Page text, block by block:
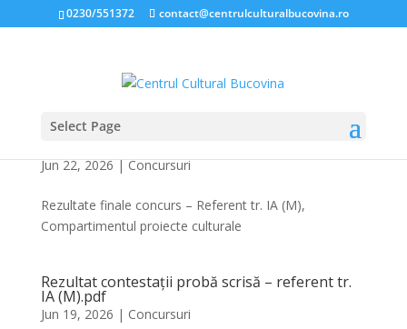
0230/551372 contact@centrulculturalbucovina.ro
Select Page
Rezultate finale concurs – Referent tr. IA (M),
Jun 22, 2026|Concursuri
Rezultate finale concurs – Referent tr. IA (M),
Compartimentul proiecte culturale
Rezultat contestații probă scrisă – referent tr.
IA (M).pdf
Jun 19, 2026 | Concursuri